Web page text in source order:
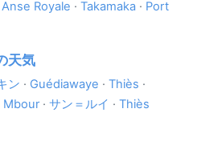
Anse Royale · Takamaka · Port
天気
ン · Guédiawaye · Thiès ·
Mbour· サン＝ルイ · Thiès